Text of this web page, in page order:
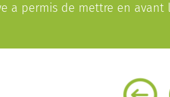
a permis de mettre en avant